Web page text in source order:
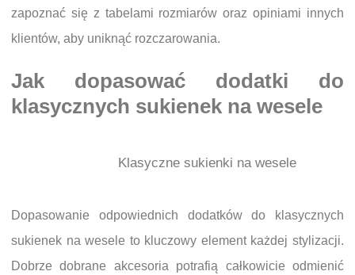
zapoznać się z tabelami rozmiarów oraz opiniami innych
klientów, aby uniknąć rozczarowania.
Jak dopasować dodatki do
klasycznych sukienek na wesele
Klasyczne sukienki na wesele
Dopasowanie odpowiednich dodatków do klasycznych
sukienek na wesele to kluczowy element każdej stylizacji.
Dobrze dobrane akcesoria potrafią całkowicie odmienić